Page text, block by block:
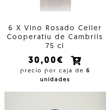
6 X Vino Rosado Celler
Cooperatiu de Cambrils
75 cl
30,00€
precio por caja de 6
unidades